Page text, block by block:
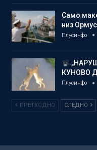
Само
низ
Плусинфо
КУНОВО
Плусинфо
ПРЕТХОДНО СЛЕДНО